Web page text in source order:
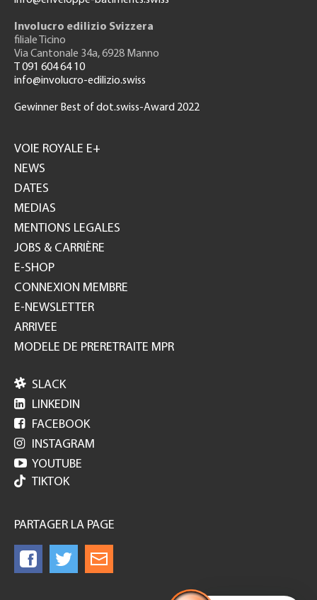
Involucro edilizio Svizzera
filiale Ticino
Via Cantonale 34a, 6928 Manno
T 091 604 64 10
info@involucro-edilizio.swiss
Gewinner Best of dot.swiss-Award 2022
GH
VOIE ROYALE E+
NEWS
DATES
MEDIAS
MENTIONS LEGALES
JOBS & CARRIÈRE
E-SHOP
CONNEXION MEMBRE
E-NEWSLETTER
ARRIVEE
MODELE DE PRERETRAITE MPR
 SLACK
 LINKEDIN
 FACEBOOK
 INSTAGRAM
 YOUTUBE
TIKTOK
PARTAGER LA PAGE